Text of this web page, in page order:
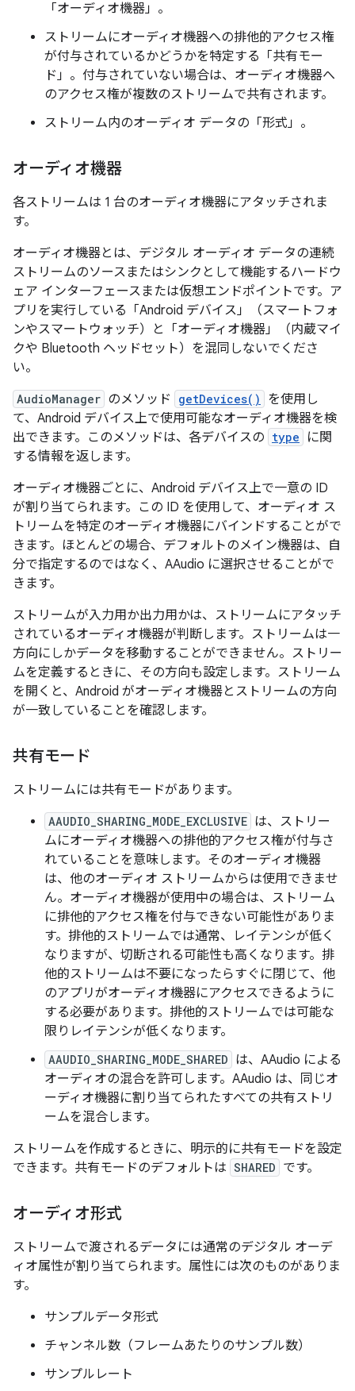
「オーディオ機器」 。
ストリームにオーディオ機器への排他的アクセス権
が付与されているかどうかを特定する「共有モー
ド」 。付与されていない場合は、オーディオ機器へ
のアクセス権が複数のストリームで共有されます。
ストリーム内のオーディオ データの「形式」 。
オーディオ機器
各ストリームは 1 台のオーディオ機器にアタッチされま
す。
オーディオ機器とは、デジタル オーディオ データの連続
ストリームのソースまたはシンクとして機能するハードウ
ェア インターフェースまたは仮想エンドポイントです。ア
プリを実行している「Android デバイス」
（スマートフォ
ンやスマートウォッチ）と「オーディオ機器」
（内蔵マイ
クや Bluetooth ヘッドセット）を混同しないでくださ
い。
AudioManager のメソッド getDevices()
を使用し
て、Android デバイス上で使用可能なオーディオ機器を検
出できます。このメソッドは、各デバイスの type
に関
する情報を返します。
オーディオ機器ごとに、Android デバイス上で一意の ID
が割り当てられます。この ID を使用して、オーディオ ス
トリームを特定のオーディオ機器にバインドすることがで
きます。ほとんどの場合、デフォルトのメイン機器は、自
分で指定するのではなく、AAudio に選択させることがで
きます。
ストリームが入力用か出力用かは、ストリームにアタッチ
されているオーディオ機器が判断します。ストリームは一
方向にしかデータを移動することができません。ストリー
ムを定義するときに、その方向も設定します。ストリーム
を開くと、Android がオーディオ機器とストリームの方向
が一致していることを確認します。
共有モード
ストリームには共有モードがあります。
AAUDIO_SHARING_MODE_EXCLUSIVE は、ストリー
ムにオーディオ機器への排他的アクセス権が付与さ
れていることを意味します。そのオーディオ機器
は、他のオーディオ ストリームからは使用できませ
ん。オーディオ機器が使用中の場合は、ストリーム
に排他的アクセス権を付与できない可能性がありま
す。排他的ストリームでは通常、レイテンシが低く
なりますが、切断される可能性も高くなります。排
他的ストリームは不要になったらすぐに閉じて、他
のアプリがオーディオ機器にアクセスできるように
する必要があります。排他的ストリームでは可能な
限りレイテンシが低くなります。
AAUDIO_SHARING_MODE_SHARED は、AAudio による
オーディオの混合を許可します。AAudio は、同じオ
ーディオ機器に割り当てられたすべての共有ストリ
ームを混合します。
ストリームを作成するときに、明示的に共有モードを設定
できます。共有モードのデフォルトは SHARED です。
オーディオ形式
ストリームで渡されるデータには通常のデジタル オーデ
ィオ属性が割り当てられます。属性には次のものがありま
す。
サンプルデータ形式
チャンネル数（フレームあたりのサンプル数）
サンプルレート